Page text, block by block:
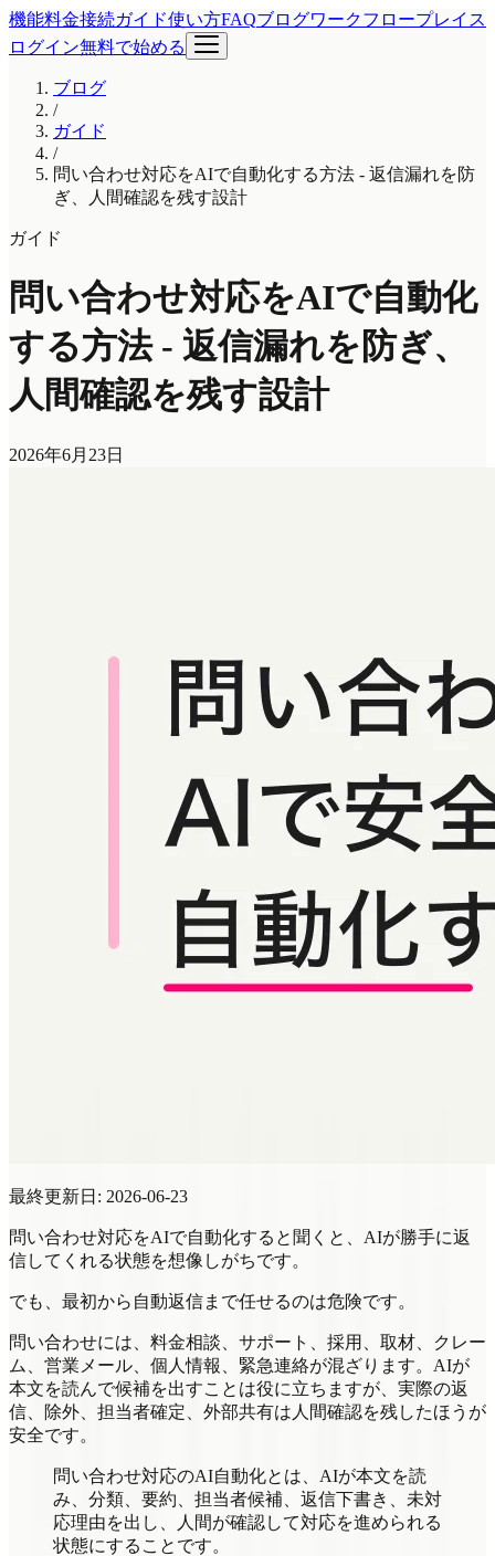
機能料金接続ガイド使い方FAQブログワークフロープレイス
ログイン無料で始める
ブログ
/
ガイド
/
問い合わせ対応をAIで自動化する方法 - 返信漏れを防
ぎ、人間確認を残す設計
ガイド
問い合わせ対応をAIで自動化
する方法 - 返信漏れを防ぎ、
人間確認を残す設計
2026年6月23日
最終更新日: 2026-06-23
問い合わせ対応をAIで自動化すると聞くと、AIが勝手に返
信してくれる状態を想像しがちです。
でも、最初から自動返信まで任せるのは危険です。
問い合わせには、料金相談、サポート、採用、取材、クレー
ム、営業メール、個人情報、緊急連絡が混ざります。AIが
本文を読んで候補を出すことは役に立ちますが、実際の返
信、除外、担当者確定、外部共有は人間確認を残したほうが
安全です。
問い合わせ対応のAI自動化とは、AIが本文を読
み、分類、要約、担当者候補、返信下書き、未対
応理由を出し、人間が確認して対応を進められる
状態にすることです。